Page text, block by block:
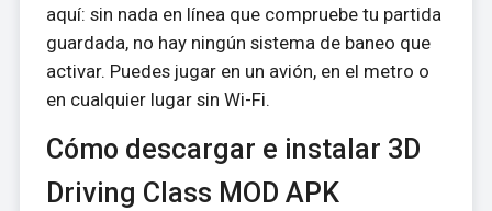
aquí: sin nada en línea que compruebe tu partida
guardada, no hay ningún sistema de baneo que
activar. Puedes jugar en un avión, en el metro o
en cualquier lugar sin Wi-Fi.
Cómo descargar e instalar 3D
Driving Class MOD APK